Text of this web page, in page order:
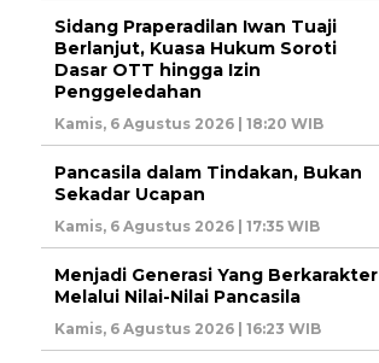
Sidang Praperadilan Iwan Tuaji
Berlanjut, Kuasa Hukum Soroti
Dasar OTT hingga Izin
Penggeledahan
Kamis, 6 Agustus 2026 | 18:20 WIB
Pancasila dalam Tindakan, Bukan
Sekadar Ucapan
Kamis, 6 Agustus 2026 | 17:35 WIB
Menjadi Generasi Yang Berkarakter
Melalui Nilai-Nilai Pancasila
Kamis, 6 Agustus 2026 | 16:23 WIB